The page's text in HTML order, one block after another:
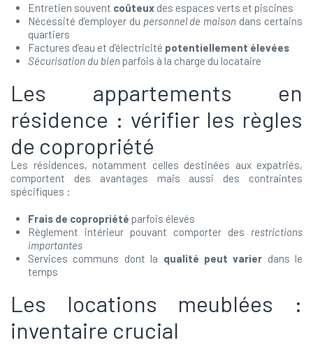
Entretien souvent coûteux des espaces verts et piscines
Nécessité d’employer du personnel de maison dans certains
quartiers
Factures d’eau et d’électricité potentiellement élevées
Sécurisation du bien parfois à la charge du locataire
Les appartements en
résidence : vérifier les règles
de copropriété
Les résidences, notamment celles destinées aux expatriés,
comportent des avantages mais aussi des contraintes
spécifiques :
Frais de copropriété parfois élevés
Règlement intérieur pouvant comporter des restrictions
importantes
Services communs dont la qualité peut varier dans le
temps
Les locations meublées :
inventaire crucial